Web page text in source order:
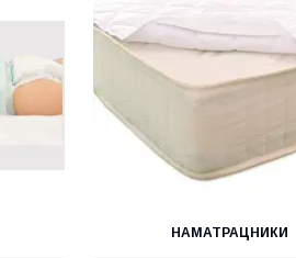
НАМАТРАЦНИКИ